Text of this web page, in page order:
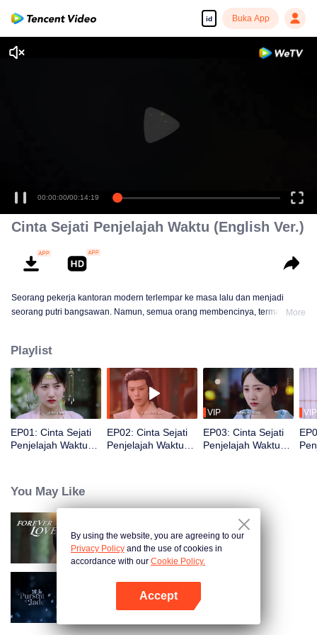
id Buka App
00:00:00/00:14:19
Cinta Sejati Penjelajah Waktu (English Ver.)
Seorang pekerja kantoran modern terlempar ke masa lalu dan menjadi
seorang putri bangsawan. Namun, semua orang membencinya, termasuk
ibu Pangeran Ling! Bersama sang pangeran, ia pun mencari kebenaran.
More
Playlist
EP01: Cinta Sejati
Penjelajah Waktu
EP02: Cinta Sejati
Penjelajah Waktu
VIP
EP03: Cinta Sejati
Penjelajah Waktu
VIP
You May Like
Senantiasa Cinta
Mengejar Cinta (English Ver.)
By using the website, you are agreeing to our
Privacy Policy and the use of cookies in
accordance with our Cookie Policy.
Accept